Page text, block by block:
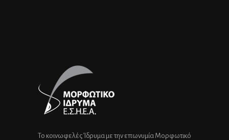
Το κοινωφελές Ίδρυμα με την επωνυμία Μορφωτικό